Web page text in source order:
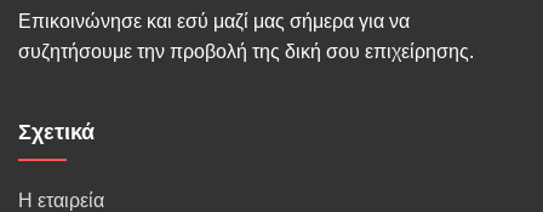
Επικοινώνησε και εσύ μαζί μας σήμερα για να
συζητήσουμε την προβολή της δική σου επιχείρησης.
Σχετικά
Η εταιρεία